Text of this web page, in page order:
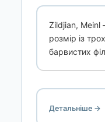
Zildjian, Meinl
розмір із
барвистих
Детальніше →